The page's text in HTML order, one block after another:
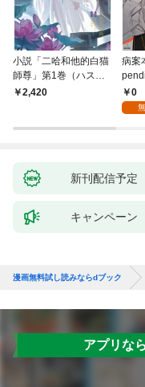
小説「二哈和他的白猫
師尊」第1巻（ハスキ
ーとかれのしろねこし
2,420
病案
0
新刊配信予定
キャンペーン
漫画無料試し読みならdブック
アプリな